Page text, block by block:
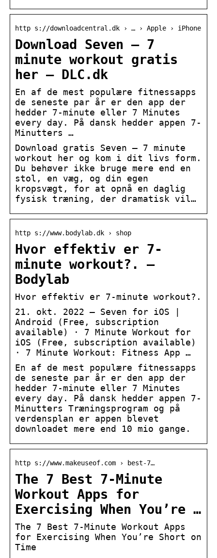
http s://downloadcentral.dk › … › Apple › iPhone
Download Seven – 7
minute workout gratis
her – DLC.dk
En af de mest populære fitnessapps
de seneste par år er den app der
hedder 7-minute eller 7 Minutes
every day. På dansk hedder appen 7-
Minutters …
Download gratis Seven – 7 minute
workout her og kom i dit livs form.
Du behøver ikke bruge mere end en
stol, en væg, og din egen
kropsvægt, for at opnå en daglig
fysisk træning, der dramatisk vil…
http s://www.bodylab.dk › shop
Hvor effektiv er 7-
minute workout?. –
Bodylab
Hvor effektiv er 7-minute workout?.
21. okt. 2022 — Seven for iOS |
Android (Free, subscription
available) · 7 Minute Workout for
iOS (Free, subscription available)
· 7 Minute Workout: Fitness App …
En af de mest populære fitnessapps
de seneste par år er den app der
hedder 7-minute eller 7 Minutes
every day. På dansk hedder appen 7-
Minutters Træningsprogram og på
verdensplan er appen blevet
downloadet mere end 10 mio gange.
http s://www.makeuseof.com › best-7…
The 7 Best 7-Minute
Workout Apps for
Exercising When You’re …
The 7 Best 7-Minute Workout Apps
for Exercising When You’re Short on
Time